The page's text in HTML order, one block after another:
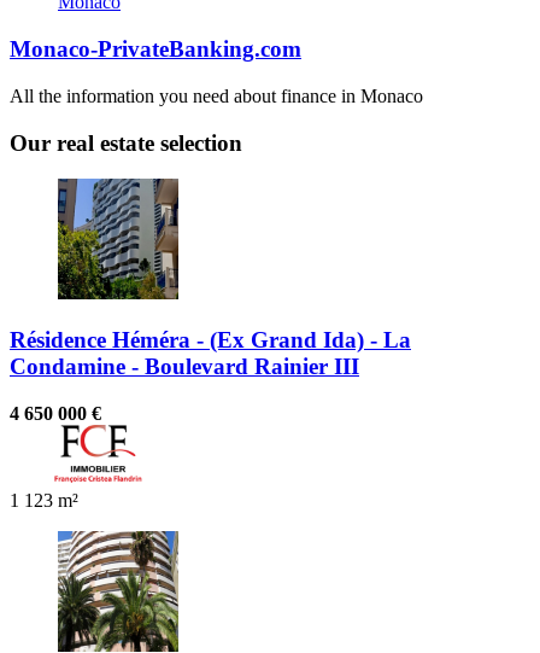
Monaco-PrivateBanking.com
All the information you need about finance in Monaco
Our real estate selection
Résidence Héméra - (Ex Grand Ida) - La
Condamine - Boulevard Rainier III
4 650 000 €
1 123 m²